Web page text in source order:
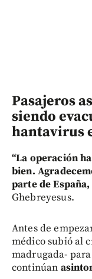
Pasajeros
siendo
hantavirus
“La operación
bien.
parte de
Ghebreyesus.
Antes de
médico subió al
madrugada-
continúan